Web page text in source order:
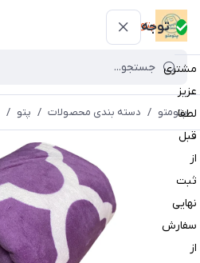
توجه
مشتری
عزیز
لطفا
قبل
از
ثبت
نهایی
سفارش
از
پتومتو
پتومتو / دسته بندی محصولات / پتو /